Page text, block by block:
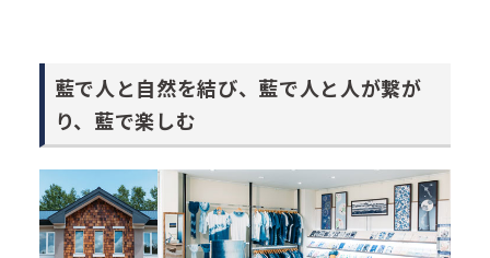
藍で人と自然を結び、藍で人と人が繋が
り、藍で楽しむ